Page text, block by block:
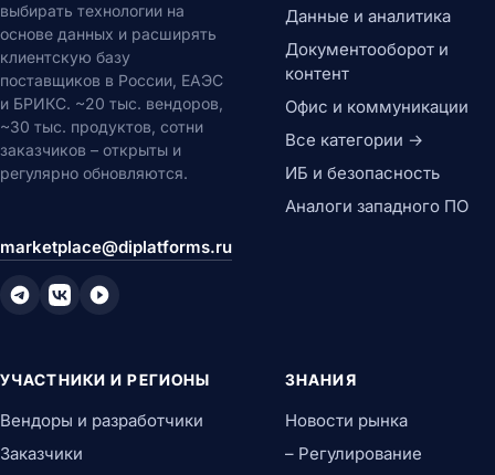
выбирать технологии на
основе данных и расширять
клиентскую базу
поставщиков в России, ЕАЭС
и БРИКС. ~20 тыс. вендоров,
~30 тыс. продуктов, сотни
заказчиков – открыты и
регулярно обновляются.
marketplace@diplatforms.ru
Данные и аналитика
Документооборот и
контент
Офис и коммуникации
Все категории →
ИБ и безопасность
Аналоги западного ПО
УЧАСТНИКИ И РЕГИОНЫ
Вендоры и разработчики
Заказчики
ЗНАНИЯ
Новости рынка
– Регулирование